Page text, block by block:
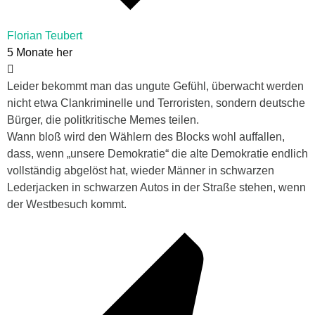
Florian Teubert
5 Monate her
Leider bekommt man das ungute Gefühl, überwacht werden
nicht etwa Clankriminelle und Terroristen, sondern deutsche
Bürger, die politkritische Memes teilen.
Wann bloß wird den Wählern des Blocks wohl auffallen,
dass, wenn „unsere Demokratie“ die alte Demokratie endlich
vollständig abgelöst hat, wieder Männer in schwarzen
Lederjacken in schwarzen Autos in der Straße stehen, wenn
der Westbesuch kommt.